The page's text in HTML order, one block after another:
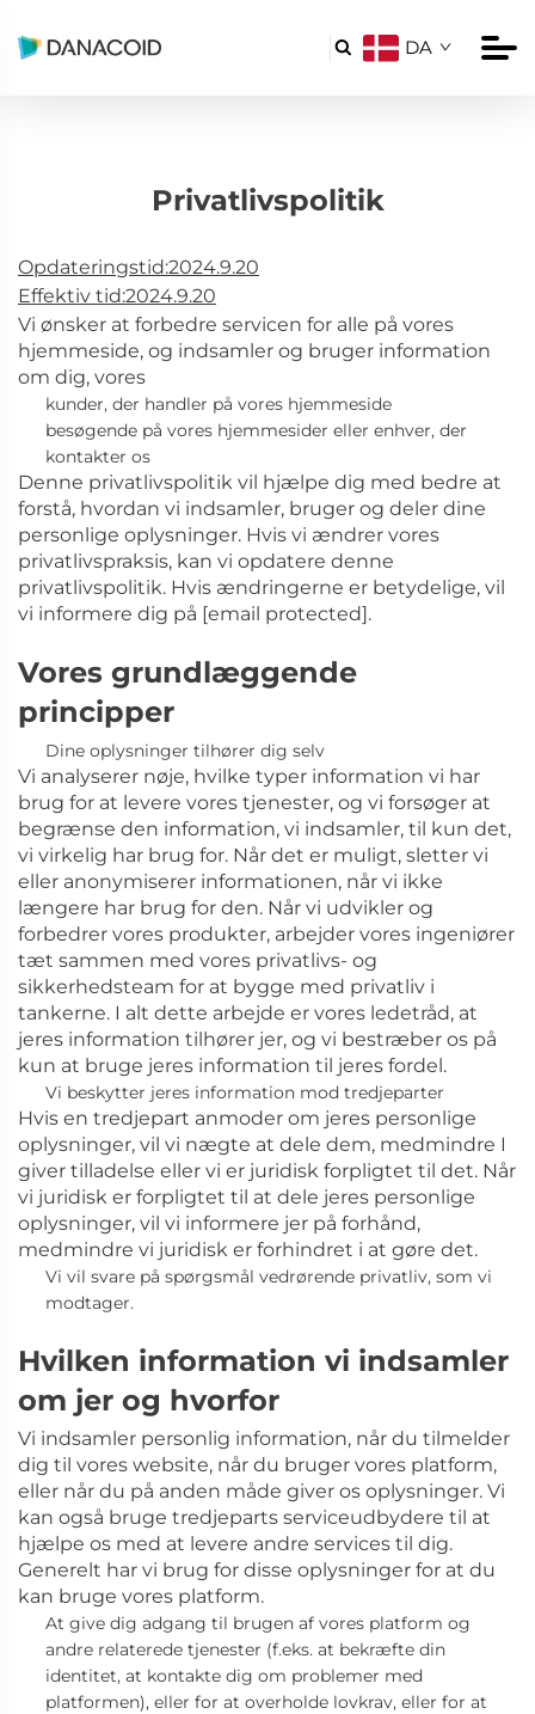
 DA
Privatlivspolitik
Opdateringstid:2024.9.20
Effektiv tid:2024.9.20
Vi ønsker at forbedre servicen for alle på vores
hjemmeside, og indsamler og bruger information
om dig, vores
kunder, der handler på vores hjemmeside
besøgende på vores hjemmesider eller enhver, der
kontakter os
Denne privatlivspolitik vil hjælpe dig med bedre at
forstå, hvordan vi indsamler, bruger og deler dine
personlige oplysninger. Hvis vi ændrer vores
privatlivspraksis, kan vi opdatere denne
privatlivspolitik. Hvis ændringerne er betydelige, vil
vi informere dig på [email protected].
Vores grundlæggende
principper
Dine oplysninger tilhører dig selv
Vi analyserer nøje, hvilke typer information vi har
brug for at levere vores tjenester, og vi forsøger at
begrænse den information, vi indsamler, til kun det,
vi virkelig har brug for. Når det er muligt, sletter vi
eller anonymiserer informationen, når vi ikke
længere har brug for den. Når vi udvikler og
forbedrer vores produkter, arbejder vores ingeniører
tæt sammen med vores privatlivs- og
sikkerhedsteam for at bygge med privatliv i
tankerne. I alt dette arbejde er vores ledetråd, at
jeres information tilhører jer, og vi bestræber os på
kun at bruge jeres information til jeres fordel.
Vi beskytter jeres information mod tredjeparter
Hvis en tredjepart anmoder om jeres personlige
oplysninger, vil vi nægte at dele dem, medmindre I
giver tilladelse eller vi er juridisk forpligtet til det. Når
vi juridisk er forpligtet til at dele jeres personlige
oplysninger, vil vi informere jer på forhånd,
medmindre vi juridisk er forhindret i at gøre det.
Vi vil svare på spørgsmål vedrørende privatliv, som vi
modtager.
Hvilken information vi indsamler
om jer og hvorfor
Vi indsamler personlig information, når du tilmelder
dig til vores website, når du bruger vores platform,
eller når du på anden måde giver os oplysninger. Vi
kan også bruge tredjeparts serviceudbydere til at
hjælpe os med at levere andre services til dig.
Generelt har vi brug for disse oplysninger for at du
kan bruge vores platform.
At give dig adgang til brugen af vores platform og
andre relaterede tjenester (f.eks. at bekræfte din
identitet, at kontakte dig om problemer med
platformen), eller for at overholde lovkrav, eller for at